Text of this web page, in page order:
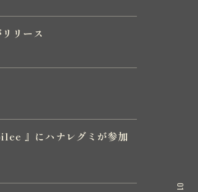
01
リース
』にハナレグミが参加